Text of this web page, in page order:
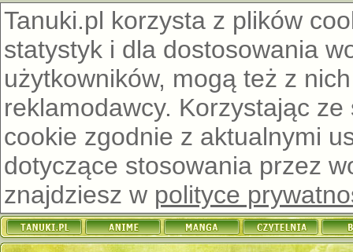
Tanuki.pl korzysta z plików
statystyk i dla dostosowania
użytkowników, mogą też z
reklamodawcy. Korzystając
cookie zgodnie z aktualnymi
dotyczące stosowania przez
znajdziesz w polityce